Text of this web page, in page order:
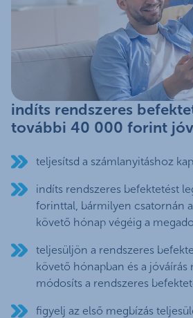
indíts rendszeres
további 40 000 forint
teljesítsd a számlanyitáshoz
indíts rendszeres befektetést
forinttal, bármilyen csatornán
követő hónap végéig a
teljesüljön a rendszeres
követő hónapban és a jóváírás
módosíts a rendszeres
figyelj az első megbízás